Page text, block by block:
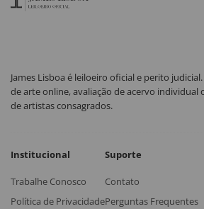
James Lisboa é leiloeiro oficial e perito
de arte online, avaliação de acervo individual
de artistas consagrados.
Institucional
Trabalhe Conosco
Política de Privacidade
Suporte
Contato
Perguntas Frequentes